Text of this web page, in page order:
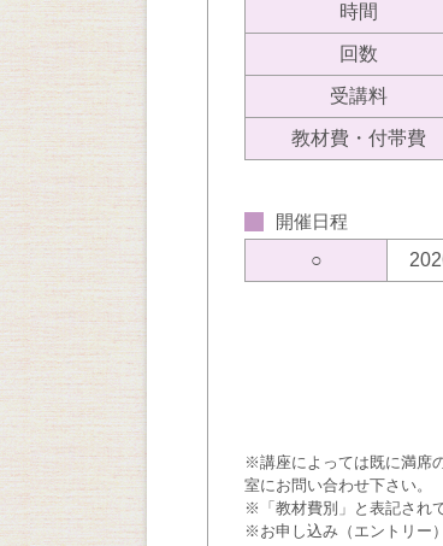
時間
回数
受講料
教材費・付帯費
開催日程
○
※講座によっては既に満席
室にお問い合わせ下さい。
※「教材費別」と表記され
※お申し込み（エントリー